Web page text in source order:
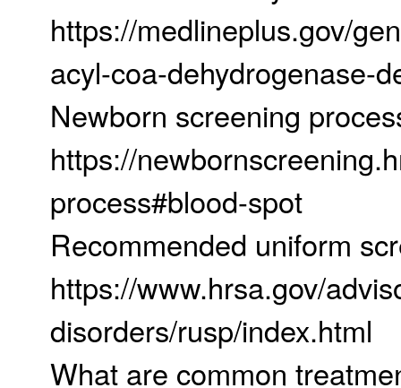
https://medlineplus.gov/
acyl-coa-dehydrogenase-
Newborn screening
https://
process#blood-spot
Recommended uniform
https://www.hrsa.gov/
disorders/rusp/index.html
What are common